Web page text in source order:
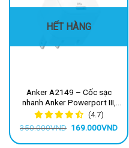
HẾT HÀNG
Anker A2149 – Cốc sạc
nhanh Anker Powerport III,
PD Type-C, công suất 20W
(4.7)
350.000VND Giá
là:
169.000VNDGiá
hiện
tại